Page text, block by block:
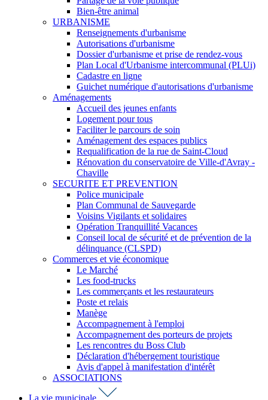
Bien-être animal
URBANISME
Renseignements d'urbanisme
Autorisations d'urbanisme
Dossier d'urbanisme et prise de rendez-vous
Plan Local d'Urbanisme intercommunal (PLUi)
Cadastre en ligne
Guichet numérique d'autorisations d'urbanisme
Aménagements
Accueil des jeunes enfants
Logement pour tous
Faciliter le parcours de soin
Aménagement des espaces publics
Requalification de la rue de Saint-Cloud
Rénovation du conservatoire de Ville-d'Avray -
Chaville
SECURITE ET PREVENTION
Police municipale
Plan Communal de Sauvegarde
Voisins Vigilants et solidaires
Opération Tranquillité Vacances
Conseil local de sécurité et de prévention de la
délinquance (CLSPD)
Commerces et vie économique
Le Marché
Les food-trucks
Les commerçants et les restaurateurs
Poste et relais
Manège
Accompagnement à l'emploi
Accompagnement des porteurs de projets
Les rencontres du Boss Club
Déclaration d'hébergement touristique
Avis d'appel à manifestation d'intérêt
ASSOCIATIONS
La vie municipale